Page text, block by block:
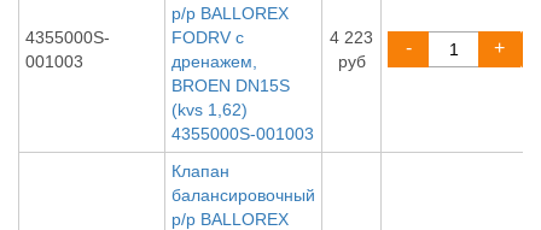
4355000S-
001003
р/р BALLOREX
FODRV с
дренажем,
BROEN DN15S
(kvs 1,62)
4355000S-001003
4 223
руб
- +
Клапан
балансировочный
р/р BALLOREX